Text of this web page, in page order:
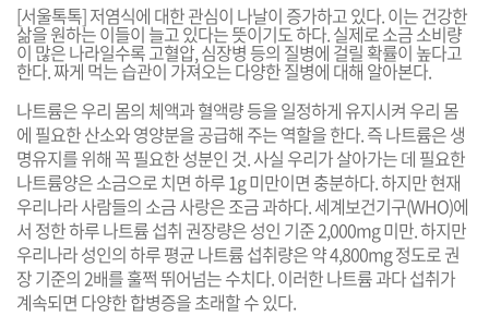
[서울톡톡] 저염식에 대한 관심이 나날이 증가하고 있다. 이는 건강한
삶을 원하는 이들이 늘고 있다는 뜻이기도 하다. 실제로 소금 소비량
이 많은 나라일수록 고혈압, 심장병 등의 질병에 걸릴 확률이 높다고
한다. 짜게 먹는 습관이 가져오는 다양한 질병에 대해 알아본다.
나트륨은 우리 몸의 체액과 혈액량 등을 일정하게 유지시켜 우리 몸
에 필요한 산소와 영양분을 공급해 주는 역할을 한다. 즉 나트륨은 생
명유지를 위해 꼭 필요한 성분인 것. 사실 우리가 살아가는 데 필요한
나트륨양은 소금으로 치면 하루 1g 미만이면 충분하다. 하지만 현재
우리나라 사람들의 소금 사랑은 조금 과하다. 세계보건기구(WHO)에
서 정한 하루 나트륨 섭취 권장량은 성인 기준 2,000mg 미만. 하지만
우리나라 성인의 하루 평균 나트륨 섭취량은 약 4,800mg 정도로 권
장 기준의 2배를 훌쩍 뛰어넘는 수치다. 이러한 나트륨 과다 섭취가
계속되면 다양한 합병증을 초래할 수 있다.